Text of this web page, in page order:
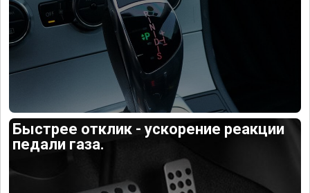
Быстрее отклик - ускорение реакции
педали газа.